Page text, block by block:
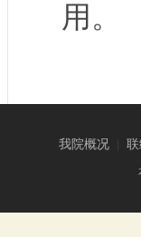
用。
我院概况